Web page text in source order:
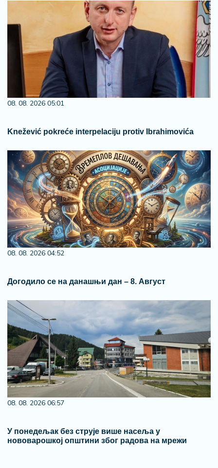
08. 08. 2026 05:01
Knežević pokreće interpelaciju protiv Ibrahimovića
08. 08. 2026 04:52
Догодило се на данашњи дан – 8. Август
08. 08. 2026 06:57
У понедељак без струје више насеља у
нововарошкој општини због радова на мрежи